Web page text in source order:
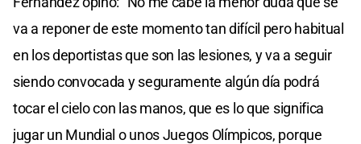
va a reponer de este momento tan difícil pero habitual
en los deportistas que son las lesiones, y va a seguir
siendo convocada y seguramente algún día podrá
tocar el cielo con las manos, que es lo que significa
jugar un Mundial o unos Juegos Olímpicos, porque